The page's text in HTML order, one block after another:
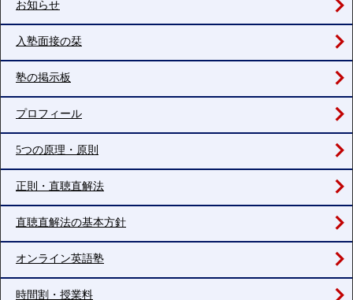
お知らせ
入塾面接の栞
塾の掲示板
プロフィール
5つの原理・原則
正則・直聴直解法
直聴直解法の基本方針
オンライン英語塾
時間割・授業料